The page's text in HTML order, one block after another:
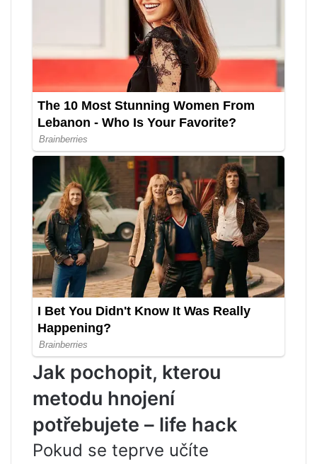
Jak pochopit, kterou
metodu hnojení
potřebujete – life hack
Pokud se teprve učíte